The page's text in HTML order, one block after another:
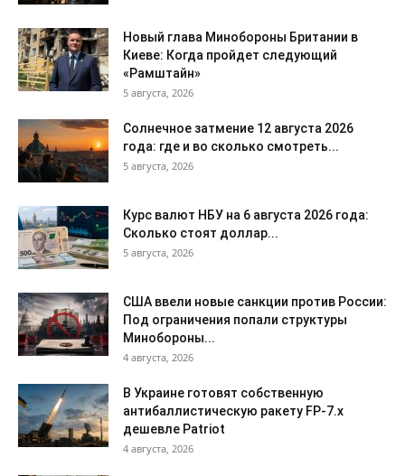
Новый глава Минобороны Британии в
Киеве: Когда пройдет следующий
«Рамштайн»
5 августа, 2026
Солнечное затмение 12 августа 2026
года: где и во сколько смотреть...
5 августа, 2026
Курс валют НБУ на 6 августа 2026 года:
Сколько стоят доллар...
5 августа, 2026
США ввели новые санкции против России:
Под ограничения попали структуры
Минобороны...
4 августа, 2026
В Украине готовят собственную
антибаллистическую ракету FP-7.x
дешевле Patriot
4 августа, 2026